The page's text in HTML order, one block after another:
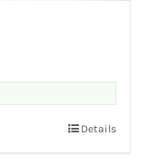
Details